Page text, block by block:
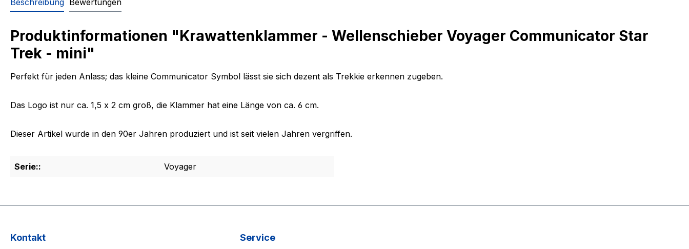
Beschreibung Bewertungen
Produktinformationen "Krawattenklammer - Wellenschieber Voyager Communicator Star
Trek - mini"
Perfekt für jeden Anlass; das kleine Communicator Symbol lässt sie sich dezent als Trekkie erkennen zugeben.
Das Logo ist nur ca. 1,5 x 2 cm groß, die Klammer hat eine Länge von ca. 6 cm.
Dieser Artikel wurde in den 90er Jahren produziert und ist seit vielen Jahren vergriffen.
Serie:: Voyager
Kontakt Service